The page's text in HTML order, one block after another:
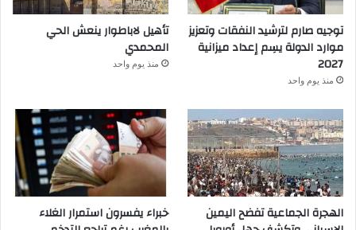
توجيه صارم لترشيد النفقات وتعزيز
موارد الدولة يسِم إعداد ميزانية
2027
منذ يوم واحد
تأهيل لاباطوار ينعش الحي
المحمدي
منذ يوم واحد
الهجرة الجماعية تفضح اليمين
خبراء يفسرون استمرار الغلاء